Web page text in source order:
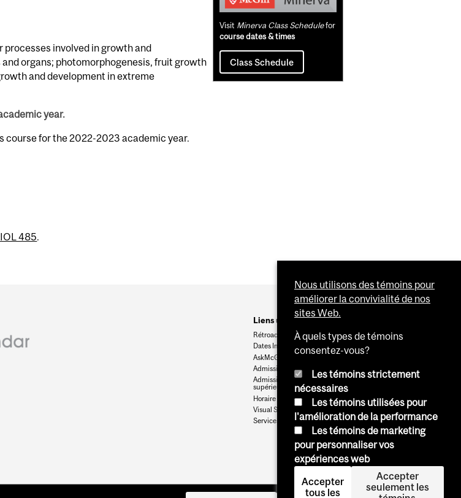
involved in growth and
organs; photomorphogenesis, fruit growth
and development in extreme
year.
for the 2022-2023 academic year.
485.
Content
Visit Minerva Class Schedulefor
course dates & times
Class Schedule
Liens utiles
Rétroaction
Dates Importantes
AskMcGill
Admission au premier cycle
Admissions aux cycles
supérieurs et postdoctoraux
Horaire des cours
Visual Schedule Builder
Services aux étudiants
Nous utilisons des témoins pour
améliorer la convivialité de nos
sites Web.
À quels types de témoins
consentez-vous?
Les témoins strictement
nécessaires
Les témoins utilisées pour
l'amélioration de la performance
Les témoins de marketing
pour personnaliser vos
expériences web
Accepter
tous les
Accepter
seulement les